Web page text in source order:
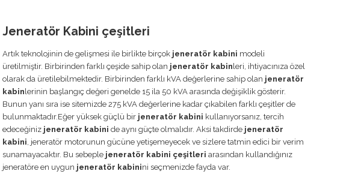
Jeneratör Kabini çeşitleri
Artık teknolojinin de gelişmesi ile birlikte birçok jeneratör kabini modeli
üretilmiştir. Birbirinden farklı çeşide sahip olan jeneratör kabinleri, ihtiyacınıza özel
olarak da üretilebilmektedir. Birbirinden farklı kVA değerlerine sahip olan jeneratör
kabinlerinin başlangıç değeri genelde 15 ila 50 kVA arasında değişiklik gösterir.
Bunun yanı sıra ise sitemizde 275 kVA değerlerine kadar çıkabilen farklı çeşitler de
bulunmaktadır.Eğer yüksek güçlü bir jeneratör kabini kullanıyorsanız, tercih
edeceğiniz jeneratör kabini de aynı güçte olmalıdır. Aksi takdirde jeneratör
kabini, jeneratör motorunun gücüne yetişemeyecek ve sizlere tatmin edici bir verim
sunamayacaktır. Bu sebeple jeneratör kabini çeşitleri arasından kullandığınız
jeneratöre en uygun jeneratör kabinini seçmenizde fayda var.